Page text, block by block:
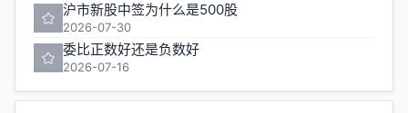
沪市新股中签为什么是500股
2026-07-30
委比正数好还是负数好
2026-07-16